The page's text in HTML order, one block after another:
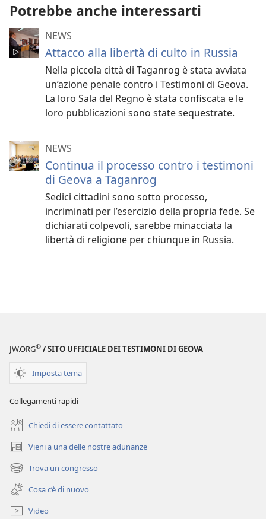
Potrebbe anche interessarti
NEWS
Attacco alla libertà di culto in Russia
Nella piccola città di Taganrog è stata avviata
un’azione penale contro i Testimoni di Geova.
La loro Sala del Regno è stata confiscata e le
loro pubblicazioni sono state sequestrate.
NEWS
Continua il processo contro i testimoni
di Geova a Taganrog
Sedici cittadini sono sotto processo,
incriminati per l’esercizio della propria fede. Se
dichiarati colpevoli, sarebbe minacciata la
libertà di religione per chiunque in Russia.
JW.ORG® / SITO UFFICIALE DEI TESTIMONI DI GEOVA
Imposta tema
Collegamenti rapidi
Chiedi di essere contattato
Vieni a una delle nostre adunanze
(apre
una
nuova
finestra)
Trova un congresso
(apre
una
nuova
finestra)
Cosa c’è di nuovo
Video